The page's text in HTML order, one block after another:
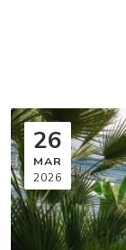
26
MAR
2026